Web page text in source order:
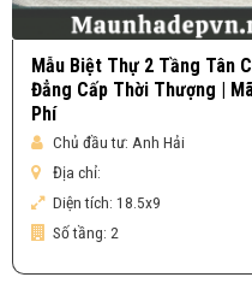
Mẫu Biệt Thự 2 Tầng Tân
Đẳng Cấp Thời Thượng |
Phí
Chủ đầu tư: Anh Hải
Địa chỉ:
Diện tích: 18.5x9
Số tầng: 2